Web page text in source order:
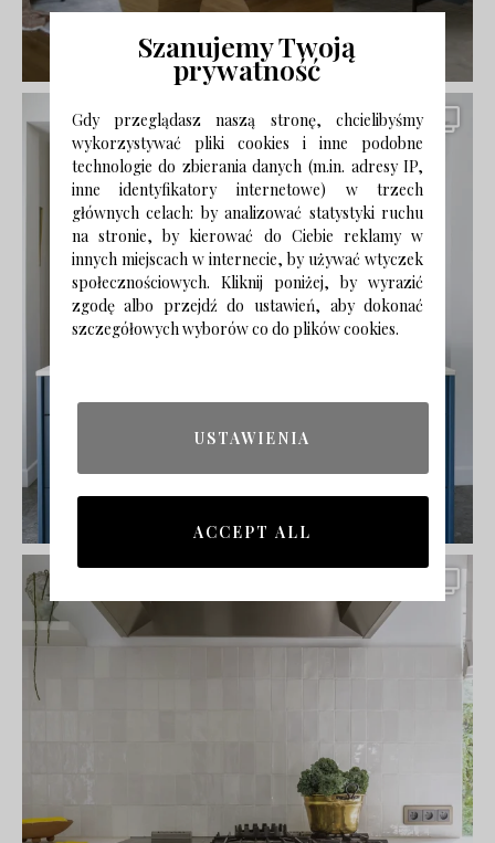
Szanujemy Twoją
prywatność
Gdy przeglądasz naszą stronę, chcielibyśmy
wykorzystywać pliki cookies i inne podobne
technologie do zbierania danych (m.in. adresy IP,
inne identyfikatory internetowe) w trzech
głównych celach: by analizować statystyki ruchu
na stronie, by kierować do Ciebie reklamy w
innych miejscach w internecie, by używać wtyczek
społecznościowych. Kliknij poniżej, by wyrazić
zgodę albo przejdź do ustawień, aby dokonać
szczegółowych wyborów co do plików cookies.
USTAWIENIA
ACCEPT ALL